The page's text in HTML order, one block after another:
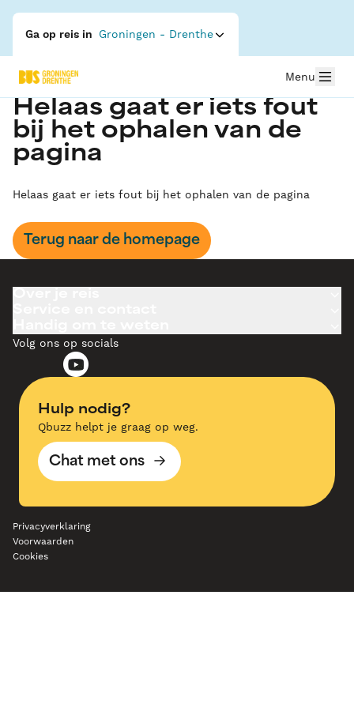
Ga op reis in Groningen - Drenthe
Menu
Helaas gaat er iets fout
bij het ophalen van de
pagina
Helaas gaat er iets fout bij het ophalen van de pagina
Terug naar de homepage
Volg ons op socials
Hulp nodig?
Qbuzz helpt je graag op weg.
Chat met ons
Privacyverklaring
Voorwaarden
Cookies